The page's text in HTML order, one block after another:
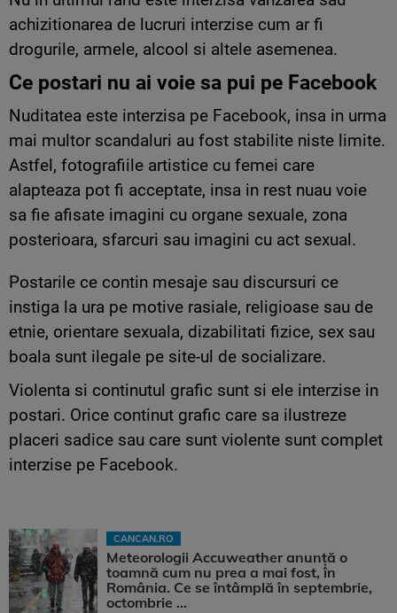
achizitionarea de lucruri interzise cum ar fi
drogurile, armele, alcool si altele asemenea.
Ce postari nu ai voie sa pui pe Facebook
Nuditatea este interzisa pe Facebook, insa in urma
mai multor scandaluri au fost stabilite niste limite.
Astfel, fotografiile artistice cu femei care
alapteaza pot fi acceptate, insa in rest nuau voie
sa fie afisate imagini cu organe sexuale, zona
posterioara, sfarcuri sau imagini cu act sexual.
Postarile ce contin mesaje sau discursuri ce
instiga la ura pe motive rasiale, religioase sau de
etnie, orientare sexuala, dizabilitati fizice, sex sau
boala sunt ilegale pe site-ul de socializare.
Violenta si continutul grafic sunt si ele interzise in
postari. Orice continut grafic care sa ilustreze
placeri sadice sau care sunt violente sunt complet
interzise pe Facebook.
CANCAN.RO
Meteorologii Accuweather anunță o
toamnă cum nu prea a mai fost, în
România. Ce se întâmplă în septembrie,
octombrie ...